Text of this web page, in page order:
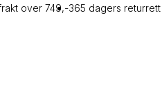
over 749,-365 dagers returrett